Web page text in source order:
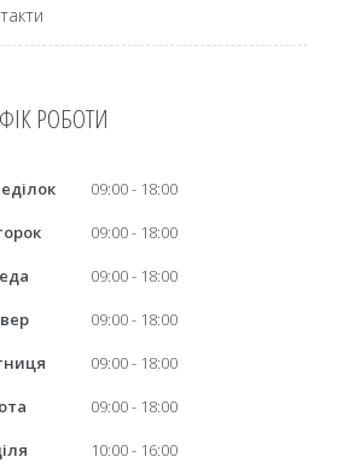
РОБОТИ
09:00
18:00
09:00
18:00
09:00
18:00
09:00
18:00
09:00
18:00
09:00
18:00
10:00 16:00